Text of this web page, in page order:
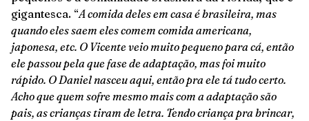
gigantesca. “A comida deles em casa é brasileira, mas
quando eles saem eles comem comida americana,
japonesa, etc. O Vicente veio muito pequeno para cá, então
ele passou pela que fase de adaptação, mas foi muito
rápido. O Daniel nasceu aqui, então pra ele tá tudo certo.
Acho que quem sofre mesmo mais com a adaptação são
pais, as crianças tiram de letra. Tendo criança pra brincar,